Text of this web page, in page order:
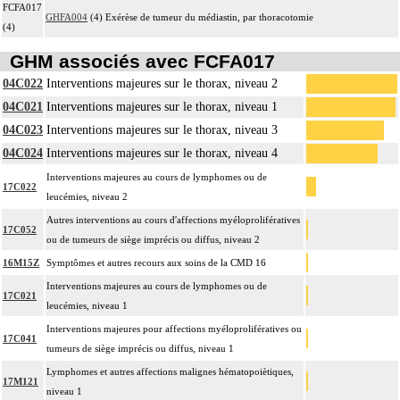
FCFA017
(4)
GHFA004 (4) Exérèse de tumeur du médiastin, par thoracotomie
GHM associés avec FCFA017
04C022 Interventions majeures sur le thorax, niveau 2
04C021 Interventions majeures sur le thorax, niveau 1
04C023 Interventions majeures sur le thorax, niveau 3
04C024 Interventions majeures sur le thorax, niveau 4
17C022
Interventions majeures au cours de lymphomes ou de
leucémies, niveau 2
17C052
Autres interventions au cours d'affections myéloprolifératives
ou de tumeurs de siège imprécis ou diffus, niveau 2
16M15Z Symptômes et autres recours aux soins de la CMD 16
17C021
Interventions majeures au cours de lymphomes ou de
leucémies, niveau 1
17C041
Interventions majeures pour affections myéloprolifératives ou
tumeurs de siège imprécis ou diffus, niveau 1
17M121
Lymphomes et autres affections malignes hématopoiètiques,
niveau 1